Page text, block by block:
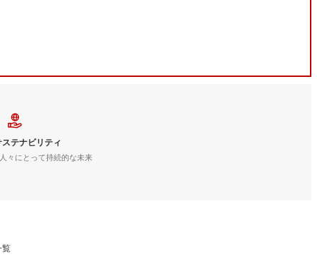
テナビリティ
々にとって持続的な未来
覧